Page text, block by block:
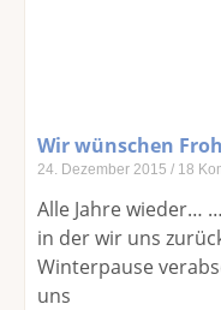
Wir wünschen
24. Dezember 2015 18
Alle Jahre wieder…
in der wir uns
Winterpause
uns